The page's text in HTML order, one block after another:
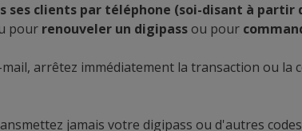
clients par téléphone (soi-disant à partir
pour renouveler un digipassou pour
arrêtez immédiatement la transaction ou
jamais votre digipass ou d'autres